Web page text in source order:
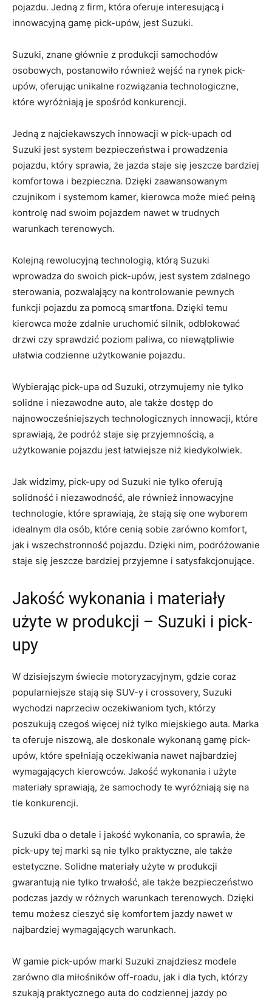
pojazdu. Jedną z firm, która oferuje interesującą i
innowacyjną gamę pick-upów, jest Suzuki.
Suzuki, znane głównie z produkcji samochodów
osobowych, postanowiło również wejść na rynek pick-
upów, oferując unikalne rozwiązania technologiczne,
które wyróżniają ⁣je spośród konkurencji.
Jedną z ​najciekawszych innowacji w pick-upach od
Suzuki jest system bezpieczeństwa i prowadzenia⁣
pojazdu,⁢ który sprawia,⁣ że jazda staje się jeszcze bardziej
komfortowa i bezpieczna. Dzięki zaawansowanym
czujnikom i systemom kamer, kierowca może mieć pełną
kontrolę nad swoim pojazdem nawet w trudnych
warunkach terenowych.
Kolejną rewolucyjną technologią, którą Suzuki
wprowadza ⁤do swoich pick-upów, jest⁣ system zdalnego
sterowania, pozwalający na ⁢kontrolowanie pewnych
funkcji pojazdu za pomocą smartfona. Dzięki temu
kierowca może zdalnie ⁤uruchomić silnik,‌ odblokować
drzwi czy sprawdzić poziom paliwa, co niewątpliwie
ułatwia codzienne użytkowanie pojazdu.
Wybierając pick-upa od Suzuki, otrzymujemy‌ nie tylko
solidne i niezawodne auto, ale także ‌dostęp do
najnowocześniejszych​ technologicznych ‌innowacji, które
sprawiają, ​że podróż staje się przyjemnością, a
użytkowanie pojazdu jest łatwiejsze niż kiedykolwiek.
Jak widzimy, pick-upy od Suzuki​ nie​ tylko oferują
solidność i⁣ niezawodność, ale również innowacyjne
technologie, ⁢które sprawiają, że stają się one ‍wyborem
idealnym dla osób, które cenią sobie ​zarówno komfort,
jak i wszechstronność pojazdu. Dzięki nim, podróżowanie
staje się jeszcze bardziej przyjemne i‍ satysfakcjonujące.
Jakość wykonania‌ i materiały
użyte w produkcji –​ Suzuki i pick-
upy
W dzisiejszym świecie motoryzacyjnym, gdzie⁤ coraz
popularniejsze stają się SUV-y⁤ i crossovery, Suzuki
wychodzi naprzeciw oczekiwaniom ​tych, którzy
poszukują czegoś więcej niż tylko miejskiego ​auta. Marka
​ta oferuje niszową, ale doskonale wykonaną gamę pick-
upów, które spełniają oczekiwania nawet‍ najbardziej
wymagających kierowców. Jakość wykonania i użyte⁣
materiały​ sprawiają, że samochody te ‌wyróżniają się na
‍tle konkurencji.
Suzuki dba ⁣o detale i jakość wykonania, co sprawia, że
pick-upy tej marki ‍są nie tylko ⁤praktyczne, ale ‌także
estetyczne.⁣ Solidne materiały⁤ użyte w produkcji
gwarantują nie⁤ tylko trwałość, ale także bezpieczeństwo
podczas jazdy w różnych warunkach terenowych. Dzięki
temu możesz cieszyć się komfortem jazdy nawet w
najbardziej wymagających warunkach.
W gamie pick-upów ‍marki Suzuki znajdziesz modele
zarówno dla miłośników off-roadu, jak i dla tych, którzy
szukają praktycznego auta do codziennej jazdy po